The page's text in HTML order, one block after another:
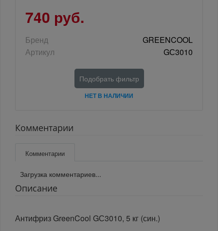
740 руб.
Бренд
GREENCOOL
Артикул
GС3010
Подобрать фильтр
НЕТ В НАЛИЧИИ
Комментарии
Комментарии
Загрузка комментариев...
Описание
Антифриз GreenCool GС3010, 5 кг (син.)